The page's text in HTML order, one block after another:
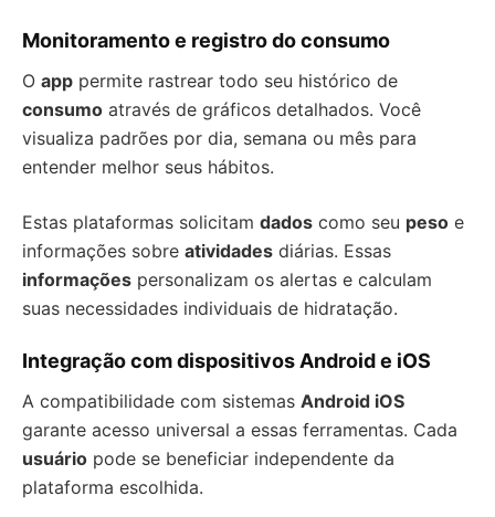
Monitoramento e registro do consumo
O app permite rastrear todo seu histórico de
consumo através de gráficos detalhados. Você
visualiza padrões por dia, semana ou mês para
entender melhor seus hábitos.
Estas plataformas solicitam dados como seu peso e
informações sobre atividades diárias. Essas
informações personalizam os alertas e calculam
suas necessidades individuais de hidratação.
Integração com dispositivos Android e iOS
A compatibilidade com sistemas Android iOS
garante acesso universal a essas ferramentas. Cada
usuário pode se beneficiar independente da
plataforma escolhida.